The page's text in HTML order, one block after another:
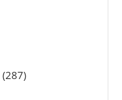
(287)